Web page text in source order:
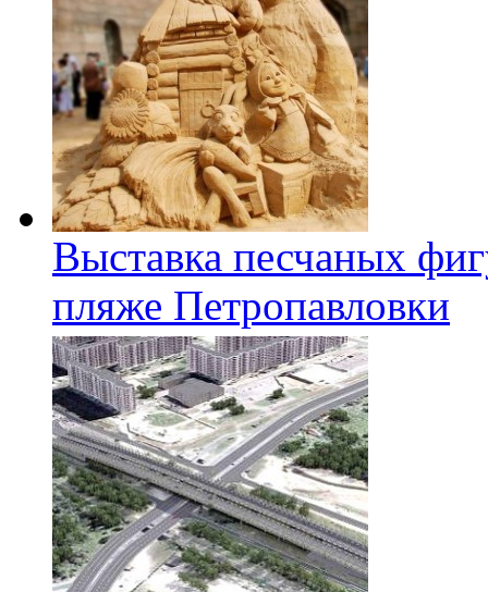
Выставка песчаных
пляже Петропавловки